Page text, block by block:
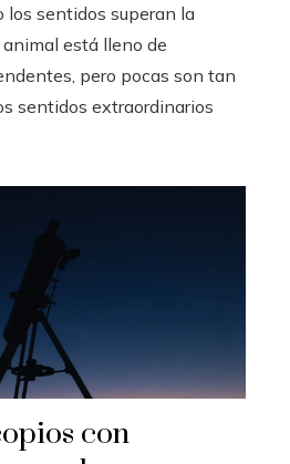
los sentidos superan la
está lleno de
pero pocas son tan
sentidos extraordinarios
con